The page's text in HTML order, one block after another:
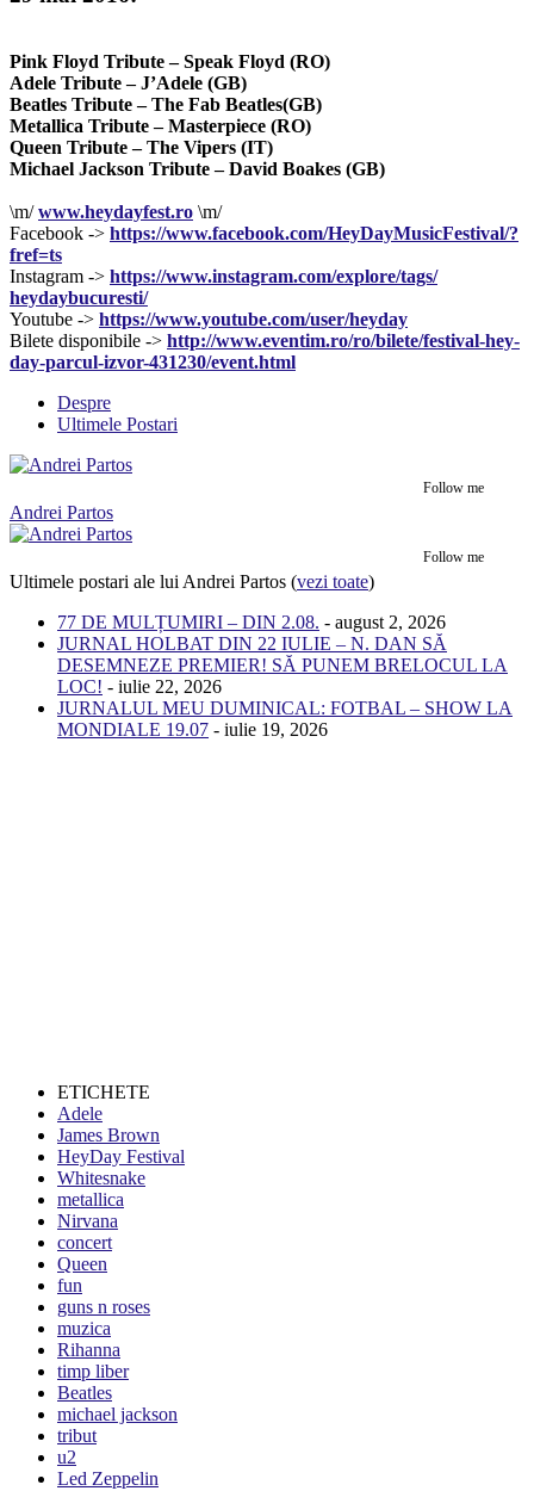
Pink Floyd Tribute – Speak Floyd (RO)
Adele Tribute – J’Adele (GB)
Beatles Tribute – The Fab Beatles(GB)
Metallica Tribute – Masterpiece (RO)
Queen Tribute – The Vipers (IT)
Michael Jackson Tribute – David Boakes (GB)
\m/www.heydayfest.ro \m/
Facebook -> https://www.facebook.com/HeyDayMusicFestival/?
fref=ts
Instagram -> https://www.instagram.com/explore/tags/
heydaybucuresti/
Youtube -> https://www.youtube.com/user/heyday
Bilete disponibile -> http://www.eventim.ro/ro/bilete/festival-hey-
day-parcul-izvor-431230/event.html
Despre
Ultimele Postari
Follow me
Andrei Partos
Follow me
Ultimele postari ale lui Andrei Partos (vezi toate)
77 DE MULȚUMIRI – DIN 2.08. - august 2, 2026
JURNAL HOLBAT DIN 22 IULIE – N. DAN SĂ
DESEMNEZE PREMIER! SĂ PUNEM BRELOCUL LA
LOC! - iulie 22, 2026
JURNALUL MEU DUMINICAL: FOTBAL – SHOW LA
MONDIALE 19.07 - iulie 19, 2026
ETICHETE
Adele
James Brown
HeyDay Festival
Whitesnake
metallica
Nirvana
concert
Queen
fun
guns n roses
muzica
Rihanna
timp liber
Beatles
michael jackson
tribut
u2
Led Zeppelin